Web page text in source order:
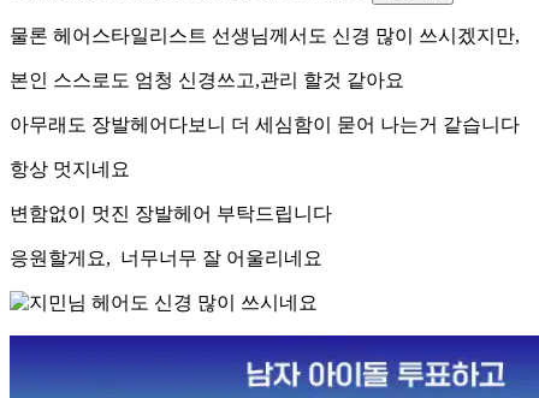
물론 헤어스타일리스트 선생님께서도 신경 많이 쓰시겠지만,
본인 스스로도 엄청 신경쓰고,관리 할것 같아요
아무래도 장발헤어다보니 더 세심함이 묻어 나는거 같습니다
항상 멋지네요
변함없이 멋진 장발헤어 부탁드립니다
응원할게요, 너무너무 잘 어울리네요